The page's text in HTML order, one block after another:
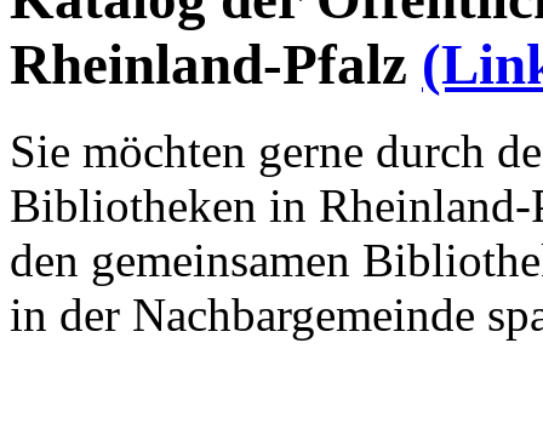
Rheinland-Pfalz
Sie möchten gerne durch
Bibliotheken in Rheinland-
den gemeinsamen
in der Nachbargemeinde